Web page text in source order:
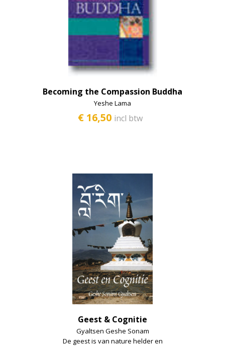
MI studiemateriaal
Mind en mindfulness
Sterven en proces
Becoming the Compassion Buddha
Yeshe Lama
€ 16,50 incl btw
Geest & Cognitie
Gyaltsen Geshe Sonam
De geest is van nature helder en